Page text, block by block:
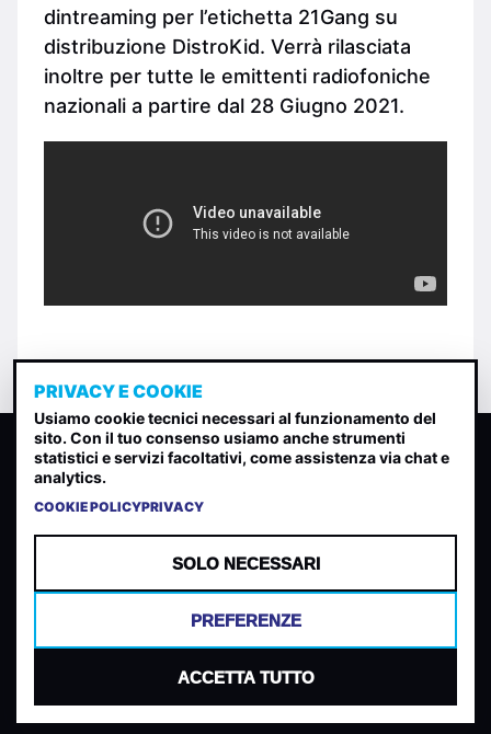
dintreaming per l’etichetta 21Gang su
distribuzione DistroKid. Verrà rilasciata
inoltre per tutte le emittenti radiofoniche
nazionali a partire dal 28 Giugno 2021.
CLASSIFICA INDIE
Classifica per indice di gradimento generata dall analisi di
TERMINI E CONDIZIONI PRIVACY POLICY
COOKIES PREFERENZE COOKIES
PRIVACY E COOKIE
Usiamo cookie tecnici necessari al funzionamento del
sito. Con il tuo consenso usiamo anche strumenti
statistici e servizi facoltativi, come assistenza via chat e
analytics.
COOKIE POLICYPRIVACY
SOLO NECESSARI
PREFERENZE
ACCETTA TUTTO